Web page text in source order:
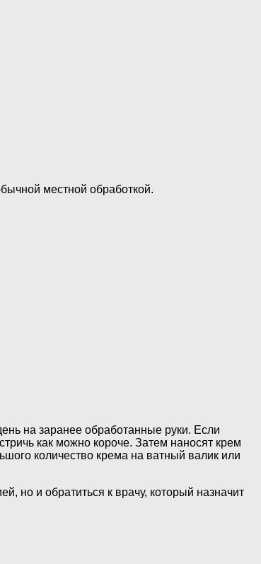
местной обработкой.
на заранее обработанные руки. Если
как можно короче. Затем наносят крем
количество крема на ватный валик или
но и обратиться к врачу, который назначит